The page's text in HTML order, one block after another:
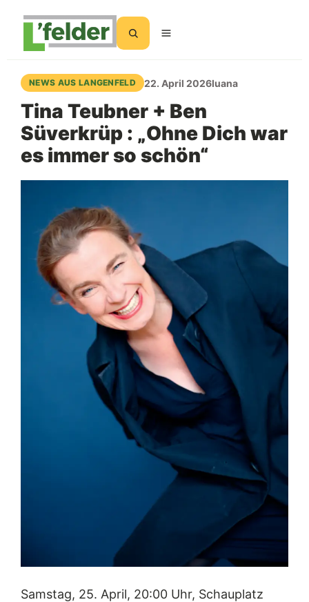
NEWS AUS LANGENFELD 22. April 2026luana
Tina Teubner + Ben
Süverkrüp : „Ohne Dich war
es immer so schön“
Samstag, 25. April, 20:00 Uhr, Schauplatz